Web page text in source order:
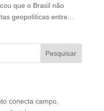
que o Brasil não
geopolíticas entre...
Pesquisar
conecta campo,